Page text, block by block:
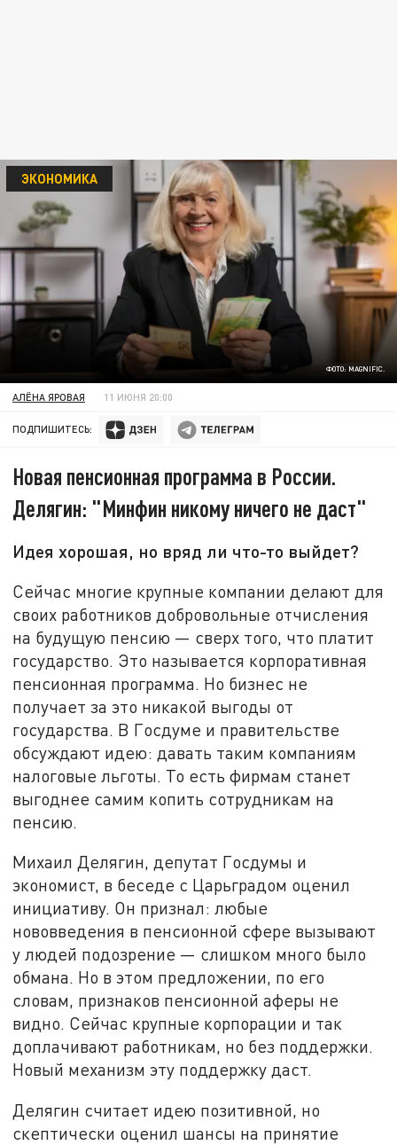
ФОТО: MAGNIFIC.
ЭКОНОМИКА
АЛЁНА ЯРОВАЯ 11 ИЮНЯ 20:00
ПОДПИШИТЕСЬ:
Новая пенсионная программа в России.
Делягин: "Минфин никому ничего не даст"
Идея хорошая, но вряд ли что-то выйдет?
Сейчас многие крупные компании делают для
своих работников добровольные отчисления
на будущую пенсию — сверх того, что платит
государство. Это называется корпоративная
пенсионная программа. Но бизнес не
получает за это никакой выгоды от
государства. В Госдуме и правительстве
обсуждают идею: давать таким компаниям
налоговые льготы. То есть фирмам станет
выгоднее самим копить сотрудникам на
пенсию.
Михаил Делягин, депутат Госдумы и
экономист, в беседе с Царьградом оценил
инициативу. Он признал: любые
нововведения в пенсионной сфере вызывают
у людей подозрение — слишком много было
обмана. Но в этом предложении, по его
словам, признаков пенсионной аферы не
видно. Сейчас крупные корпорации и так
доплачивают работникам, но без поддержки.
Новый механизм эту поддержку даст.
Делягин считает идею позитивной, но
скептически оценил шансы на принятие